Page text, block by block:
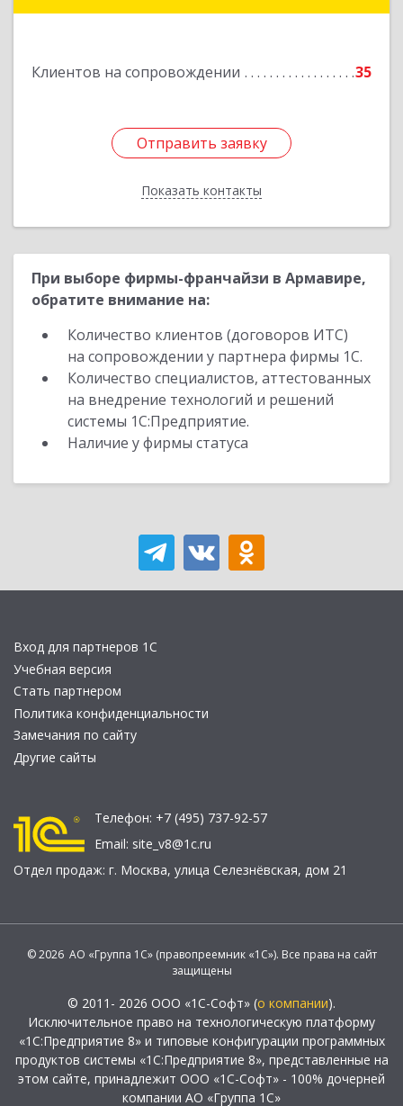
Клиентов на сопровождении 35
Отправить заявку
Показать контакты
Подробнее
Отправить заявку
Назад
При выборе фирмы-франчайзи в Армавире,
обратите внимание на:
Количество клиентов (договоров ИТС)
на сопровождении у партнера фирмы 1С.
Количество специалистов, аттестованных
на внедрение технологий и решений
системы 1С:Предприятие.
Наличие у фирмы статуса
Вход для партнеров 1С
Учебная версия
Стать партнером
Политика конфиденциальности
Замечания по сайту
Другие сайты
Телефон: +7 (495) 737-92-57
Email: site_v8@1c.ru
Отдел продаж: г. Москва, улица Селезнёвская, дом 21
© 2026 АО «Группа 1С» (правопреемник «1С»). Все права на сайт
защищены
© 2011- 2026 ООО «1С-Софт» (о компании).
Исключительное право на технологическую платформу
«1С:Предприятие 8» и типовые конфигурации программных
продуктов системы «1С:Предприятие 8», представленные на
этом сайте, принадлежит ООО «1С-Софт» - 100% дочерней
компании АО «Группа 1С»